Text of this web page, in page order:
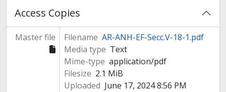
Access Copies
Master file Filename AR-ANH-EF-Secc.V-18-1.pdf
Media type Text
Mime-type application/pdf
Filesize 2.1 MiB
Uploaded June 17, 2024 8:56 PM